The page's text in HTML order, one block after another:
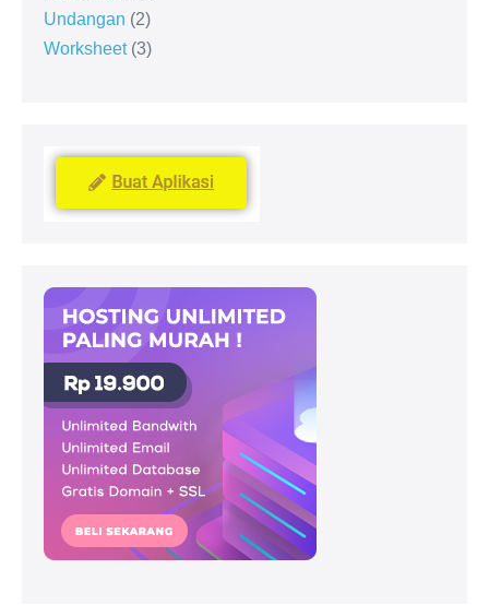
Undangan
2
Worksheet 3